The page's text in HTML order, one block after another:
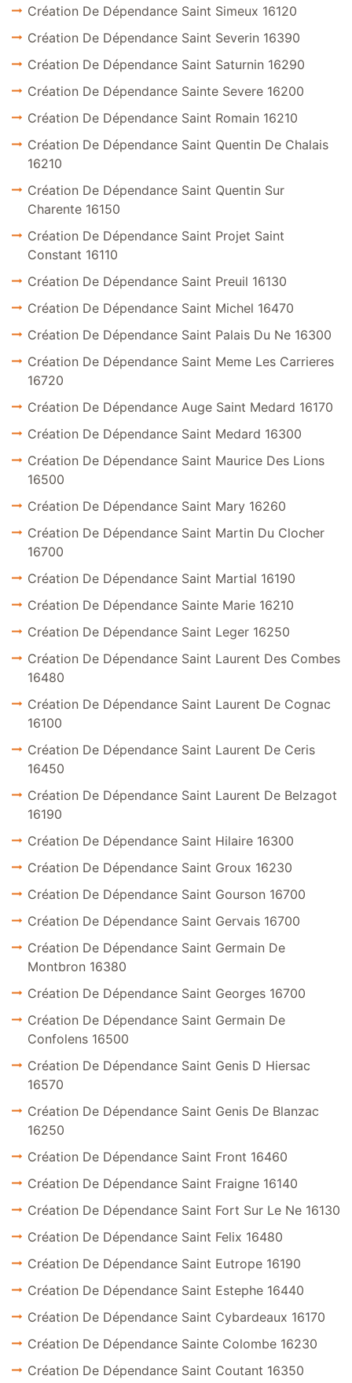
Création De Dépendance Saint Simeux 16120
Création De Dépendance Saint Severin 16390
Création De Dépendance Saint Saturnin 16290
Création De Dépendance Sainte Severe 16200
Création De Dépendance Saint Romain 16210
Création De Dépendance Saint Quentin De Chalais
16210
Création De Dépendance Saint Quentin Sur
Charente 16150
Création De Dépendance Saint Projet Saint
Constant 16110
Création De Dépendance Saint Preuil 16130
Création De Dépendance Saint Michel 16470
Création De Dépendance Saint Palais Du Ne 16300
Création De Dépendance Saint Meme Les Carrieres
16720
Création De Dépendance Auge Saint Medard 16170
Création De Dépendance Saint Medard 16300
Création De Dépendance Saint Maurice Des Lions
16500
Création De Dépendance Saint Mary 16260
Création De Dépendance Saint Martin Du Clocher
16700
Création De Dépendance Saint Martial 16190
Création De Dépendance Sainte Marie 16210
Création De Dépendance Saint Leger 16250
Création De Dépendance Saint Laurent Des Combes
16480
Création De Dépendance Saint Laurent De Cognac
16100
Création De Dépendance Saint Laurent De Ceris
16450
Création De Dépendance Saint Laurent De Belzagot
16190
Création De Dépendance Saint Hilaire 16300
Création De Dépendance Saint Groux 16230
Création De Dépendance Saint Gourson 16700
Création De Dépendance Saint Gervais 16700
Création De Dépendance Saint Germain De
Montbron 16380
Création De Dépendance Saint Georges 16700
Création De Dépendance Saint Germain De
Confolens 16500
Création De Dépendance Saint Genis D Hiersac
16570
Création De Dépendance Saint Genis De Blanzac
16250
Création De Dépendance Saint Front 16460
Création De Dépendance Saint Fraigne 16140
Création De Dépendance Saint Fort Sur Le Ne 16130
Création De Dépendance Saint Felix 16480
Création De Dépendance Saint Eutrope 16190
Création De Dépendance Saint Estephe 16440
Création De Dépendance Saint Cybardeaux 16170
Création De Dépendance Sainte Colombe 16230
Création De Dépendance Saint Coutant 16350